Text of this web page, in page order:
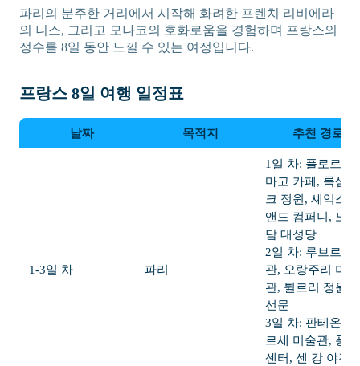
파리의 분주한 거리에서 시작해 화려한 프렌치 리비에라
의 니스, 그리고 모나코의 호화로움을 경험하며 프랑스의
정수를 8일 동안 느낄 수 있는 여정입니다.
프랑스 8일 여행 일정표
날짜 목적지 추천 경로
1-3일 차 파리
1일 차: 플로르/데
마고 카페, 룩셈
크 정원, 셰익스
앤드 컴퍼니, 노
담 대성당
2일 차: 루브르 박
관, 오랑주리 미술
관, 튈르리 정원,
선문
3일 차: 판테온, 오
르세 미술관, 퐁
센터, 센 강 야경